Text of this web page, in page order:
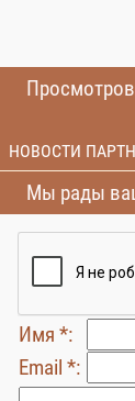
НОВОСТИ
Мы рады
Имя *:
Email *: